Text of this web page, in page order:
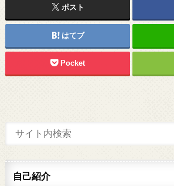
ポスト
はてブ
Pocket
自己紹介